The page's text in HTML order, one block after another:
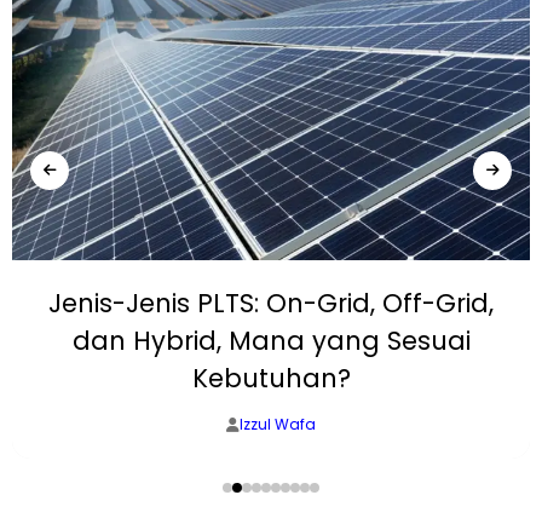
Jenis-Jenis PLTS: On-Grid, Off-Grid,
dan Hybrid, Mana yang Sesuai
Kebutuhan?
Izzul Wafa